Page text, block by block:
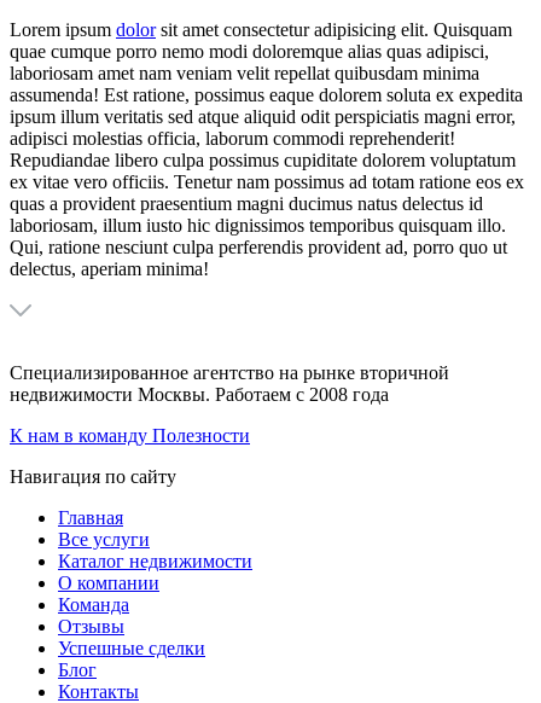
Lorem ipsum dolorsit amet consectetur adipisicing elit. Quisquam
quae cumque porro nemo modi doloremque alias quas adipisci,
laboriosam amet nam veniam velit repellat quibusdam minima
assumenda! Est ratione, possimus eaque dolorem soluta ex expedita
ipsum illum veritatis sed atque aliquid odit perspiciatis magni error,
adipisci molestias officia, laborum commodi reprehenderit!
Repudiandae libero culpa possimus cupiditate dolorem voluptatum
ex vitae vero officiis. Tenetur nam possimus ad totam ratione eos ex
quas a provident praesentium magni ducimus natus delectus id
laboriosam, illum iusto hic dignissimos temporibus quisquam illo.
Qui, ratione nesciunt culpa perferendis provident ad, porro quo ut
delectus, aperiam minima!
Специализированное агентство на рынке вторичной
недвижимости Москвы. Работаем с 2008 года
К нам в команду Полезности
Навигация по сайту
Главная
Все услуги
Каталог недвижимости
О компании
Команда
Отзывы
Успешные сделки
Блог
Контакты